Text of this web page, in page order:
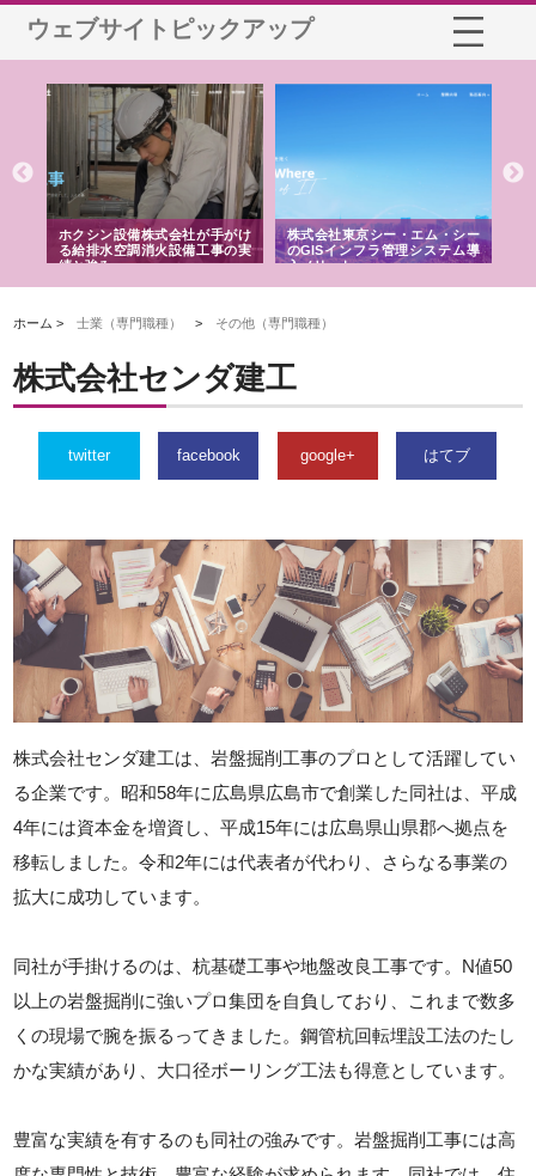
ウェブサイトピックアップ
ホクシン設備株式会社が手がけ
る給排水空調消火設備工事の実
績と強み
株式会社東京シー・エム・シー
のGISインフラ管理システム導
入メリット
ホーム >士業（専門職種） > その他（専門職種）
株式会社センダ建工
twitter facebook google+ はてブ
株式会社センダ建工は、岩盤掘削工事のプロとして活躍してい
る企業です。昭和58年に広島県広島市で創業した同社は、平成
4年には資本金を増資し、平成15年には広島県山県郡へ拠点を
移転しました。令和2年には代表者が代わり、さらなる事業の
拡大に成功しています。
同社が手掛けるのは、杭基礎工事や地盤改良工事です。N値50
以上の岩盤掘削に強いプロ集団を自負しており、これまで数多
くの現場で腕を振るってきました。鋼管杭回転埋設工法のたし
かな実績があり、大口径ボーリング工法も得意としています。
豊富な実績を有するのも同社の強みです。岩盤掘削工事には高